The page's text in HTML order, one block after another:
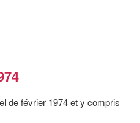
de février 1974 et y compris